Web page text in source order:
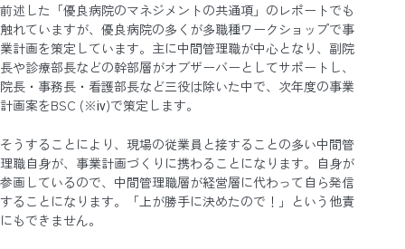
前述した「優良病院のマネジメントの共通項」のレポートでも
触れていますが、優良病院の多くが多職種ワークショップで事
業計画を策定しています。主に中間管理職が中心となり、副院
長や診療部長などの幹部層がオブザーバーとしてサポートし、
院長・事務長・看護部長など三役は除いた中で、次年度の事業
計画案をBSC (※ⅳ)で策定します。
そうすることにより、現場の従業員と接することの多い中間管
理職自身が、事業計画づくりに携わることになります。自身が
参画しているので、中間管理職層が経営層に代わって自ら発信
することになります。「上が勝手に決めたので！」という他責
にもできません。